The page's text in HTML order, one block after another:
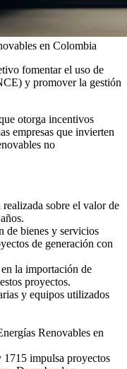
en Colombia
fomentar el uso de
y promover la gestión
otorga incentivos
empresas que invierten
no
sobre el valor de
de bienes y servicios
de generación con
la importación de
proyectos.
y equipos utilizados
Renovables en
impulsa proyectos